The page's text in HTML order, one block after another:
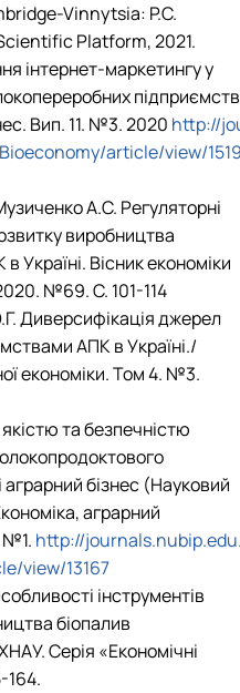
Vinnytsia: P.C.
Platform, 2021.
інтернет-маркетингу у
Вип. 11. №3. 2020 http://
article/view/
А.С. Регуляторні
виробництва
Україні. Вісник економіки
№69. С. 101-114
Диверсифікація джерел
АПК в Україні./
економіки. Том 4. №3.
та безпечністю
аграрний бізнес (Науковий
аграрний
№1. http://
view/13167
інструментів
біопалив
Серія «Економічні
164.